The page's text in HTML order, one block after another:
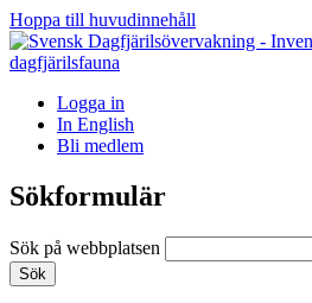
Hoppa till huvudinnehåll
Logga in
In English
Bli medlem
Sökformulär
Sök på webbplatsen